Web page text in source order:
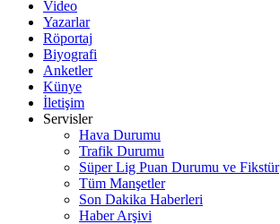
Video
Yazarlar
Röportaj
Biyografi
Anketler
Künye
İletişim
Servisler
Hava Durumu
Trafik Durumu
Süper Lig Puan Durumu ve Fikstür
Tüm Manşetler
Son Dakika Haberleri
Haber Arşivi